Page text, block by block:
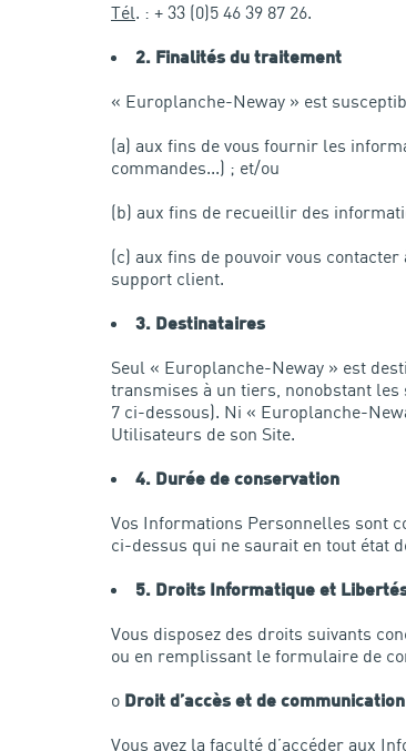
Tél. : + 33 (0)5 46 39 87 26.
2. Finalités du traitement
« Europlanche-Neway » est
(a) aux fins de vous fournir les
commandes...) ; et/ou
(b) aux fins de recueillir des
(c) aux fins de pouvoir vous
support client.
3. Destinataires
Seul « Europlanche-Neway » est
transmises à un tiers, nonobstant
7 ci-dessous). Ni « Europlanche-
Utilisateurs de son Site.
4. Durée de conservation
Vos Informations Personnelles sont
ci-dessus qui ne saurait en tout état
5. Droits Informatique et
Vous disposez des droits suivants
ou en remplissant le formulaire de
o Droit d’accès et de
Vous avez la faculté d’accéder aux